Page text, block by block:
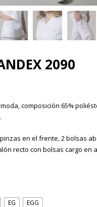
2090
composición 65%
en el frente, 2 bolsas
recto con bolsas cargo en
EG EGG